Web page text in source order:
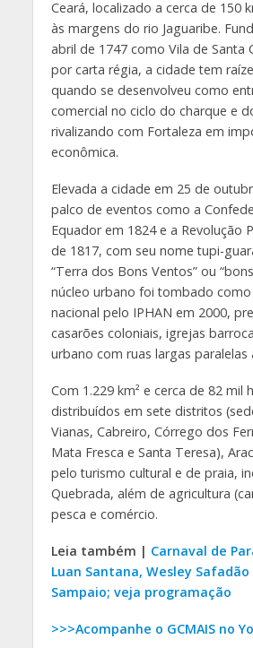
Ceará, localizado a cerca de 150
às margens do rio Jaguaribe.
abril de 1747 como Vila de Santa
por carta régia, a cidade tem
quando se desenvolveu como
comercial no ciclo do charque e
rivalizando com Fortaleza em
econômica.
Elevada a cidade em 25 de
palco de eventos como a
Equador em 1824 e a Revolução
de 1817, com seu nome tupi-
“Terra dos Bons Ventos” ou
núcleo urbano foi tombado
nacional pelo IPHAN em 2000,
casarões coloniais, igrejas
urbano com ruas largas paralelas
Com 1.229 km² e cerca de 82 mil
distribuídos em sete distritos
Vianas, Cabreiro, Córrego dos
Mata Fresca e Santa Teresa),
pelo turismo cultural e de praia,
Quebrada, além de agricultura
pesca e comércio.
Leia também | Carnaval de
Luan Santana, Wesley Safadão
Sampaio; veja programação
>>>Acompanhe o GCMAIS no